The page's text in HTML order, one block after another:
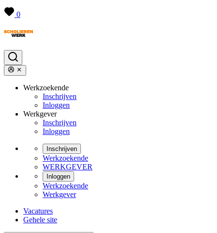
0
Werkzoekende
Inschrijven
Inloggen
Werkgever
Inschrijven
Inloggen
Inschrijven
Werkzoekende
WERKGEVER
Inloggen
Werkzoekende
Werkgever
Vacatures
Gehele site